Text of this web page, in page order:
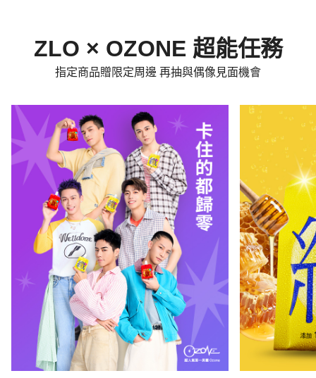
ZLO × OZONE 超能任務
指定商品贈限定周邊 再抽與偶像見面機會